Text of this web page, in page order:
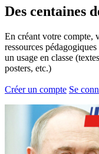
Des centaines
En créant votre compte,
ressources
un usage en classe
posters, etc.)
Créer un compte Se